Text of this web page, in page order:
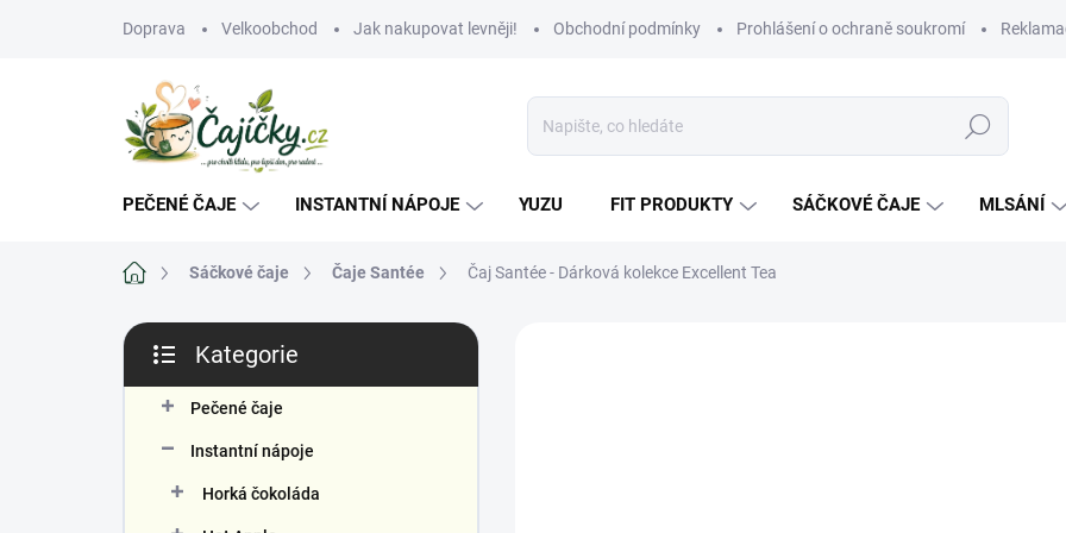
Doprava Velkoobchod Jak nakupovat levněji! Obchodní podmínky Prohlášení o ochraně soukromí
Hledat
PEČENÉ ČAJE INSTANTNÍ NÁPOJE YUZU FIT PRODUKTY SÁČKOVÉ ČAJE MLSÁNÍ
Domů Sáčkové čaje Čaje Santée Čaj Santée - Dárková kolekce Excellent Tea
P
s
kategorie
Kategorie
Pečené čaje
Instantní nápoje
Horká čokoláda